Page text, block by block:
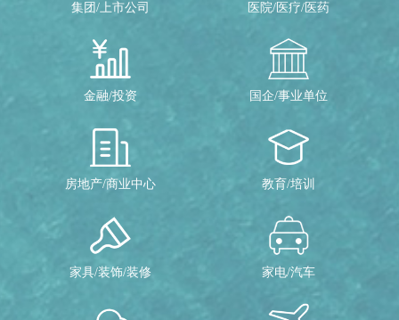
集团/上市公司 医院/医疗/医药
金融/投资 国企/事业单位
房地产/商业中心 教育/培训
家具/装饰/装修 家电/汽车